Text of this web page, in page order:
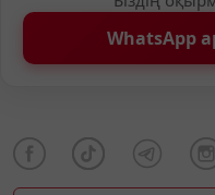
WhatsApp